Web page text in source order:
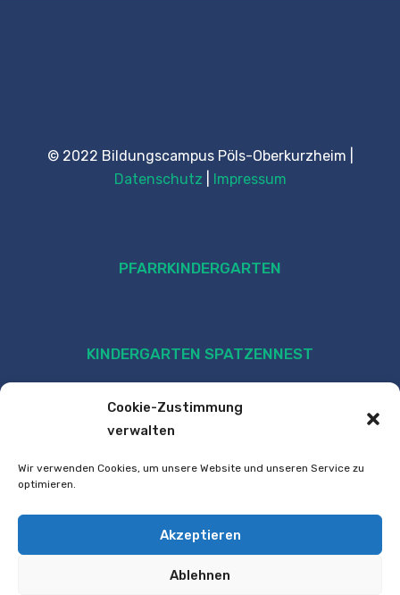
Cookie-Zustimmung
verwalten
Wir verwenden Cookies, um unsere Website und unseren Service zu
optimieren.
Akzeptieren
Ablehnen
© 2022 Bildungscampus Pöls-Oberkurzheim |
Datenschutz
Impressum
PFARRKINDERGARTEN
KINDERGARTEN SPATZENNEST
VOLKSSCHULE